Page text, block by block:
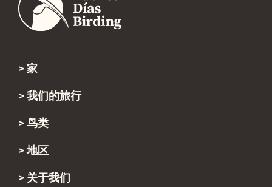
Footer
家
我们的旅行
鸟类
地区
关于我们